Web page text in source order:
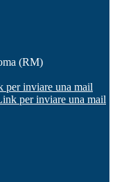
(RM)
per inviare una mail
per inviare una mail